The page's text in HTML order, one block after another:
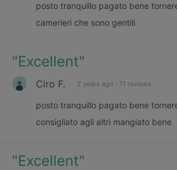
posto tranquillo pagato bene
camerieri che sono gentili
"Excellent"
Ciro F. 2 years ago · 71 reviews
posto tranquillo pagato bene
consigliato agli altri mangiato bene
"Excellent"